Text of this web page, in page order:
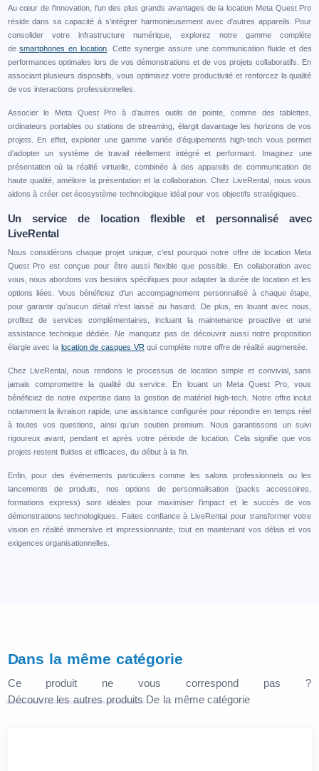
Au cœur de l'innovation, l'un des plus grands avantages de la location Meta Quest Pro
réside dans sa capacité à s'intégrer harmonieusement avec d'autres appareils. Pour
consolider votre infrastructure numérique, explorez notre gamme complète
desmartphones en location . Cette synergie assure une communication fluide et des
performances optimales lors de vos démonstrations et de vos projets collaboratifs. En
associant plusieurs dispositifs, vous optimisez votre productivité et renforcez la qualité
de vos interactions professionnelles.
Associer le Meta Quest Pro à d’autres outils de pointe, comme des tablettes,
ordinateurs portables ou stations de streaming, élargit davantage les horizons de vos
projets. En effet, exploiter une gamme variée d’équipements high-tech vous permet
d’adopter un système de travail réellement intégré et performant. Imaginez une
présentation où la réalité virtuelle, combinée à des appareils de communication de
haute qualité, améliore la présentation et la collaboration. Chez LiveRental, nous vous
aidons à créer cet écosystème technologique idéal pour vos objectifs stratégiques.
Un service de location flexible et personnalisé avec
LiveRental
Nous considérons chaque projet unique, c'est pourquoi notre offre de location Meta
Quest Pro est conçue pour être aussi flexible que possible. En collaboration avec
vous, nous abordons vos besoins spécifiques pour adapter la durée de location et les
options liées. Vous bénéficiez d'un accompagnement personnalisé à chaque étape,
pour garantir qu’aucun détail n'est laissé au hasard. De plus, en louant avec nous,
profitez de services complémentaires, incluant la maintenance proactive et une
assistance technique dédiée. Ne manquez pas de découvrir aussi notre proposition
élargie avec la location de casques VR qui complète notre offre de réalité augmentée.
Chez LiveRental, nous rendons le processus de location simple et convivial, sans
jamais compromettre la qualité du service. En louant un Meta Quest Pro, vous
bénéficiez de notre expertise dans la gestion de matériel high-tech. Notre offre inclut
notamment la livraison rapide, une assistance configurée pour répondre en temps réel
à toutes vos questions, ainsi qu’un soutien premium. Nous garantissons un suivi
rigoureux avant, pendant et après votre période de location. Cela signifie que vos
projets restent fluides et efficaces, du début à la fin.
Enfin, pour des événements particuliers comme les salons professionnels ou les
lancements de produits, nos options de personnalisation (packs accessoires,
formations express) sont idéales pour maximiser l'impact et le succès de vos
démonstrations technologiques. Faites confiance à LiveRental pour transformer votre
vision en réalité immersive et impressionnante, tout en maintenant vos délais et vos
exigences organisationnelles.
Dans la même catégorie
Ce produit ne vous correspond pas ?
Découvre les autres produits De la même catégorie